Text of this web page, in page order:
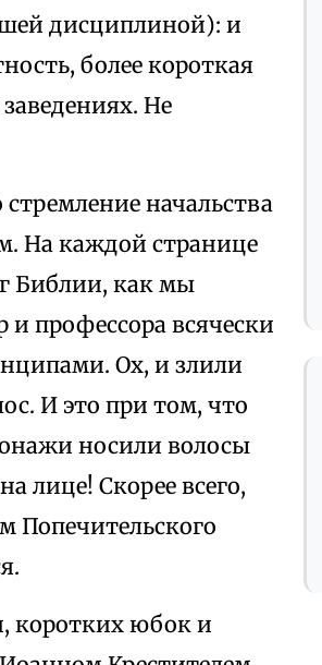
дисциплиной): и
более короткая
Не
начальства
На каждой странице
Библии, как мы
профессора всячески
Ох, и злили
И это при том, что
носили волосы
лице! Скорее всего,
Попечительского
коротких юбок и